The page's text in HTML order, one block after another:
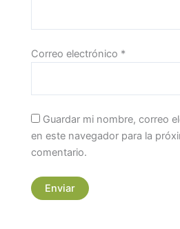
Correo electrónico *
Guardar mi nombre, correo
en este navegador para la
comentario.